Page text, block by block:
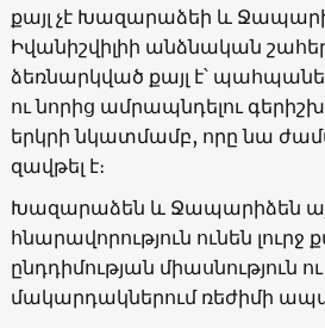
քայլ չէ Խազարաձեի և
Իվանիշվիլիի անձնական
ձեռնարկված քայլ է՝
ու նորից ամրապնդելու
երկրի նկատմամբ, որը նա
զավթել է։
Խազարաձեն և Ջապարիձեն
հնարավորություն ունեն
ընդդիմության միասնություն ու
մակարդակներում ռեժիմի